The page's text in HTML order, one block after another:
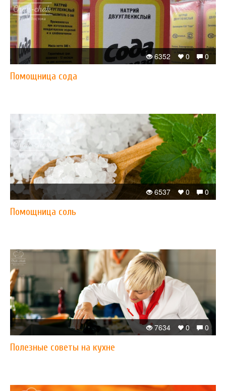
0
0
6352
Помощница сода
0
0
6537
Помощница соль
0
0
7634
Полезные советы на кухне